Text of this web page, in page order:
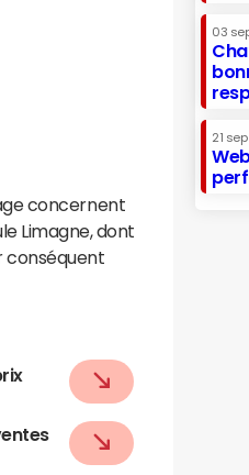
concernent
Limagne, dont
conséquent
03
21